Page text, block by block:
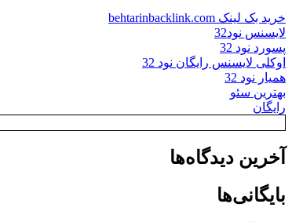
خرید بک لینک behtarinbacklink.com
لایسنس نود32
پسورد نود 32
اوکلی لایسنس رایگان نود 32
همیار نود 32
بهترین سئو
رایگان
آخرین دیدگاه‌ها
بایگانی‌ها